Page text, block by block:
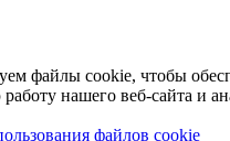
файлы cookie, чтобы
нашего веб-сайта и
файлов cookie